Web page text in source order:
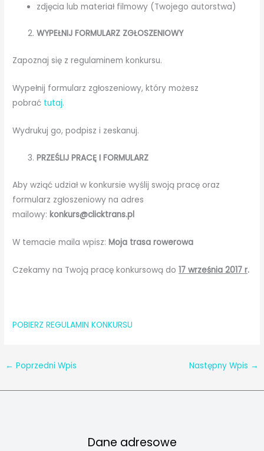
zdjęcia lub materiał filmowy (Twojego autorstwa)
WYPEŁNIJ FORMULARZ ZGŁOSZENIOWY
Zapoznaj się z regulaminem konkursu.
Wypełnij formularz zgłoszeniowy, który możesz
pobrać tutaj.
Wydrukuj go, podpisz i zeskanuj.
PRZEŚLIJ PRACĘ I FORMULARZ
Aby wziąć udział w konkursie wyślij swoją pracę oraz
formularz zgłoszeniowy na adres
mailowy:konkurs@clicktrans.pl
W temacie maila wpisz:Moja trasa rowerowa
Czekamy na Twoją pracę konkursową do17 września 2017 r.
POBIERZ REGULAMIN KONKURSU
← Poprzedni Wpis Następny Wpis →
Dane adresowe